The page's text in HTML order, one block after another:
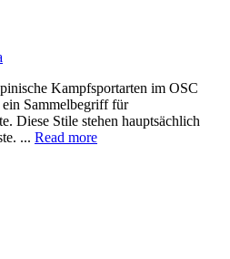
Kampfsportarten im OSC
Sammelbegriff für
Diese Stile stehen hauptsächlich
... Read more